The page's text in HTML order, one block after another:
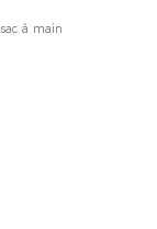
sac à main